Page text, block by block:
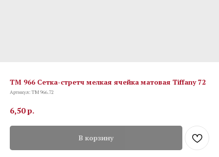
TM 966 Сетка-стретч мелкая ячейка матовая Tiffany 72
Артикул:TM 966.72
6,50р.
В корзину